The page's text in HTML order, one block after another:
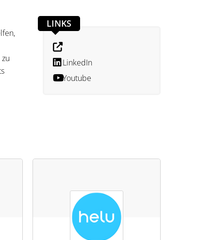
LINKS
LinkedIn
Youtube